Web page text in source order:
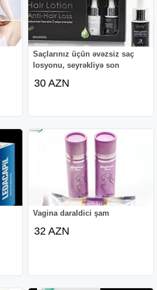
olunmur.
mövcuddur.
Saçlarınız üçün əvəzsiz saç
losyonu, seyrəkliyə son
30 AZN
Vagina daraldici şam
32 AZN